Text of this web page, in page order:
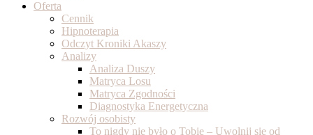
Oferta
Cennik
Hipnoterapia
Odczyt Kroniki Akaszy
Analizy
Analiza Duszy
Matryca Losu
Matryca Zgodności
Diagnostyka Energetyczna
Rozwój osobisty
To nigdy nie było o Tobie – Uwolnij się od